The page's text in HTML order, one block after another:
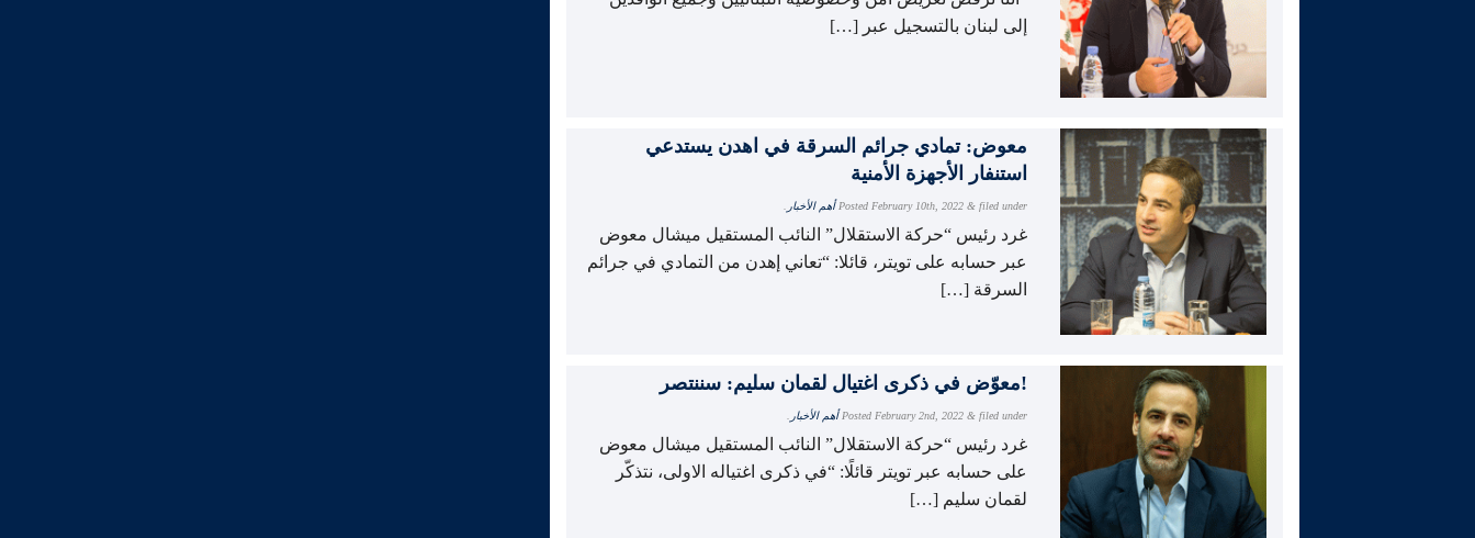
إلى لبنان بالتسجيل عبر […]
معوض: تمادي جرائم السرقة في اهدن يستدعي
استنفار الأجهزة الأمنية
Posted February 10th, 2022 & filed under أهم الأخبار
غرد رئيس “حركة الاستقلال” النائب المستقيل ميشال معوض
عبر حسابه على تويتر، قائلا: “تعاني إهدن من التمادي في جرائم
السرقة […]
معوّض في ذكرى اغتيال لقمان سليم: سننتصر!
Posted February 2nd, 2022 & filed under أهم الأخبار
غرد رئيس “حركة الاستقلال” النائب المستقيل ميشال معوض
على حسابه عبر تويتر قائلًا: “في ذكرى اغتياله الاولى، نتذكّر
لقمان سليم […]